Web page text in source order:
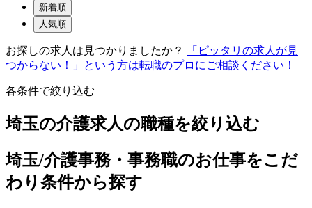
新着順
人気順
お探しの求人は見つかりましたか？
「ピッタリの求人が見
つからない！」という方は転職のプロにご相談ください！
各条件で絞り込む
埼玉の介護求人の職種を絞り込む
埼玉/介護事務・事務職のお仕事をこだ
わり条件から探す